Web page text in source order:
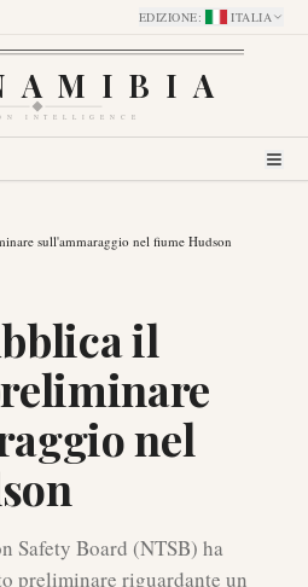
EDIZIONE: ITALIA
INTELLIGENCE
sull'ammaraggio nel fiume Hudson
il
nel
Safety Board (NTSB) ha
preliminare riguardante un